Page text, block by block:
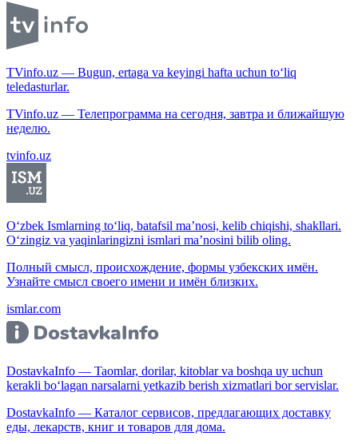
TVinfo.uz — Bugun, ertaga va keyingi hafta uchun to‘liq
teledasturlar.
TVinfo.uz — Телепрограмма на сегодня, завтра и ближайшую
неделю.
tvinfo.uz
O‘zbek Ismlarning to‘liq, batafsil ma’nosi, kelib chiqishi, shakllari.
O‘zingiz va yaqinlaringizni ismlari ma’nosini bilib oling.
Полный смысл, происхождение, формы узбекских имён.
Узнайте смысл своего имени и имён близких.
ismlar.com
DostavkaInfo — Taomlar, dorilar, kitoblar va boshqa uy uchun
kerakli bo‘lagan narsalarni yetkazib berish xizmatlari bor servislar.
DostavkaInfo — Каталог сервисов, предлагающих доставку
еды, лекарств, книг и товаров для дома.